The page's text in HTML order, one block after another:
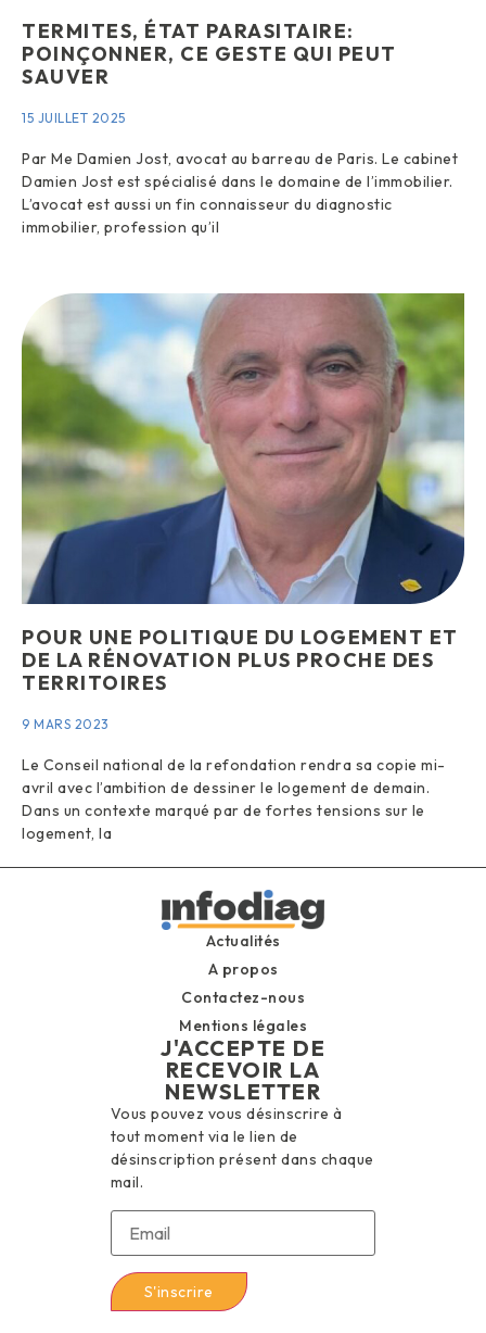
TERMITES, ÉTAT PARASITAIRE:
POINÇONNER, CE GESTE QUI PEUT
SAUVER
15 JUILLET 2025
Par Me Damien Jost, avocat au barreau de Paris. Le cabinet
Damien Jost est spécialisé dans le domaine de l’immobilier.
L’avocat est aussi un fin connaisseur du diagnostic
immobilier, profession qu’il
POUR UNE POLITIQUE DU LOGEMENT ET
DE LA RÉNOVATION PLUS PROCHE DES
TERRITOIRES
9 MARS 2023
Le Conseil national de la refondation rendra sa copie mi-
avril avec l’ambition de dessiner le logement de demain.
Dans un contexte marqué par de fortes tensions sur le
logement, la
Actualités
A propos
Contactez-nous
Mentions légales
J'ACCEPTE DE
RECEVOIR LA
NEWSLETTER
Vous pouvez vous désinscrire à
tout moment via le lien de
désinscription présent dans chaque
mail.